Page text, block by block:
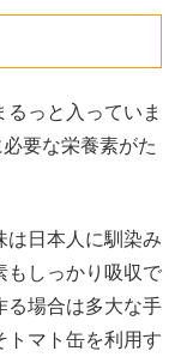
るっと入っていま
要な栄養素がた
は日本人に馴染み
もしっかり吸収で
る場合は多大な手
トマト缶を利用す